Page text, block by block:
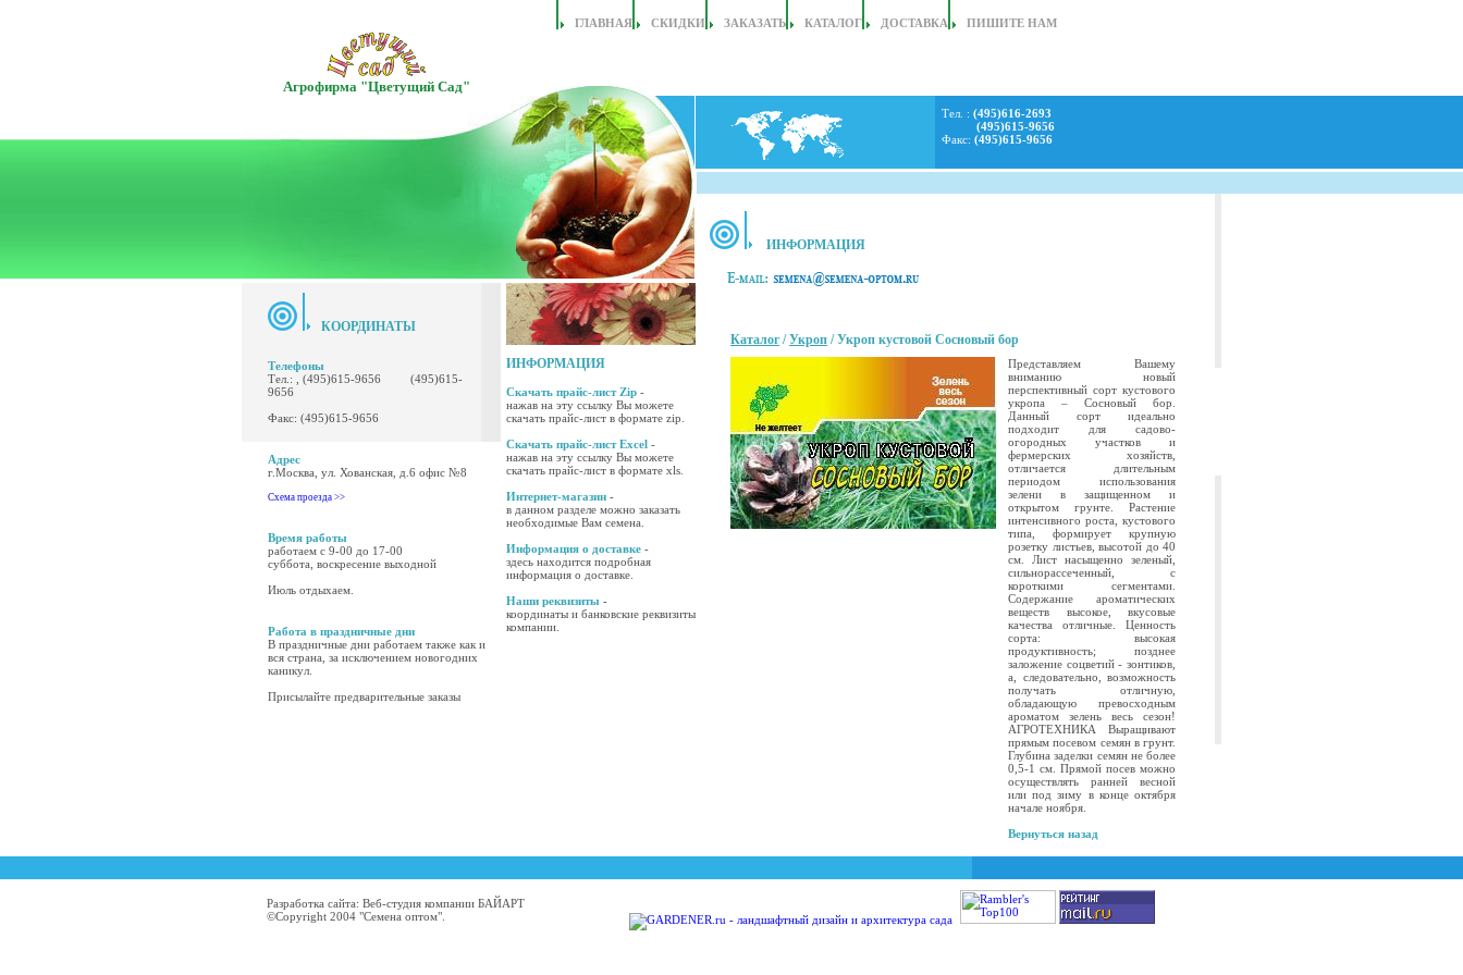
Агрофирма "Цветущий Сад"
ГЛАВНАЯ СКИДКИ ЗАКАЗАТЬ КАТАЛОГ ДОСТАВКА ПИШИТЕ НАМ
КООРДИНАТЫ
Телефоны
Тел.: , (495)615-9656 (495)615-
9656
Факс: (495)615-9656
Адрес
г.Москва, ул. Хованская, д.6 офис №8
Схема проезда >>
Время работы
работаем с 9-00 до 17-00
суббота, воскресение выходной
Июль отдыхаем.
Работа в праздничные дни
В праздничные дни работаем также как и
вся страна, за исключением новогодних
каникул.
Присылайте предварительные заказы
ИНФОРМАЦИЯ
Скачать прайс-лист Zip -
нажав на эту ссылку Вы можете
скачать прайс-лист в формате zip.
Скачать прайс-лист Excel -
нажав на эту ссылку Вы можете
скачать прайс-лист в формате xls.
Интернет-магазин -
в данном разделе можно заказать
необходимые Вам семена.
Информация о доставке -
здесь находится подробная
информация о доставке.
Наши реквизиты -
координаты и банковские реквизиты
компании.
Тел. : (495)616-2693
(495)615-9656
Факс: (495)615-9656
ИНФОРМАЦИЯ
Каталог/Укроп / Укроп кустовой Сосновый бор
Представляем Вашему
вниманию новый
перспективный сорт кустового
укропа – Сосновый бор.
Данный сорт идеально
подходит для садово-
огородных участков и
фермерских хозяйств,
отличается длительным
периодом использования
зелени в защищенном и
открытом грунте. Растение
интенсивного роста, кустового
типа, формирует крупную
розетку листьев, высотой до 40
см. Лист насыщенно зеленый,
сильнорассеченный, с
короткими сегментами.
Содержание ароматических
веществ высокое, вкусовые
качества отличные. Ценность
сорта: высокая
продуктивность; позднее
заложение соцветий - зонтиков,
а, следовательно, возможность
получать отличную,
обладающую превосходным
ароматом зелень весь сезон!
АГРОТЕХНИКА Выращивают
прямым посевом семян в грунт.
Глубина заделки семян не более
0,5-1 см. Прямой посев можно
осуществлять ранней весной
или под зиму в конце октября
начале ноября.
Вернуться назад
Разработка сайта: Веб-студия компании БАЙАРТ
©Copyright 2004 "Семена оптом".